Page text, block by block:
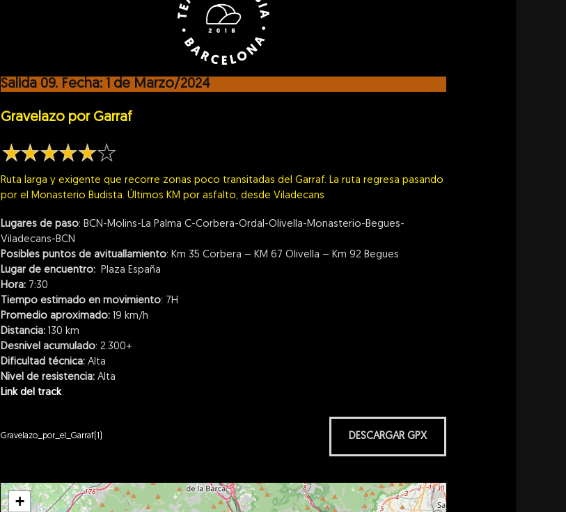
Salida 09. Fecha: 1 de Marzo/2024
Gravelazo por Garraf
Ruta larga y exigente que recorre zonas poco transitadas del Garraf. La ruta regresa pasando
por el Monasterio Budista. Últimos KM por asfalto, desde Viladecans
Lugares de paso: BCN-Molins-La Palma C-Corbera-Ordal-Olivella-Monasterio-Begues-
Viladecans-BCN
Posibles puntos de avituallamiento: Km 35 Corbera – KM 67 Olivella – Km 92 Begues
Lugar de encuentro: Plaza España
Hora: 7:30
Tiempo estimado en movimiento: 7H
Promedio aproximado: 19 km/h
Distancia: 130 km
Desnivel acumulado: 2.300+
Dificultad técnica: Alta
Nivel de resistencia: Alta
Link del track
Gravelazo_por_el_Garraf(1) DESCARGAR GPX
+